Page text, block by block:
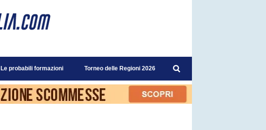
Le probabili formazioni Torneo delle Regioni 2026